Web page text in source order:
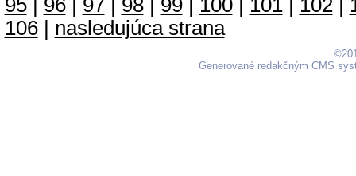
95| 96| 97| 98| 99| 100| 101| 102|
106| nasledujúca strana
Generované redakčným CMS